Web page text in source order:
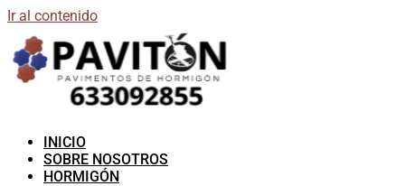
Ir al contenido
INICIO
SOBRE NOSOTROS
HORMIGÓN